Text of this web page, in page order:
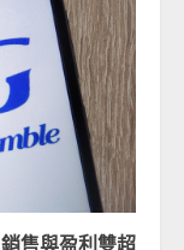
售與盈利雙超